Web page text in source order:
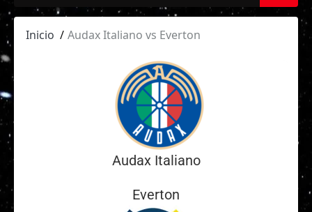
Inicio Audax Italiano vs Everton
Audax Italiano
Everton